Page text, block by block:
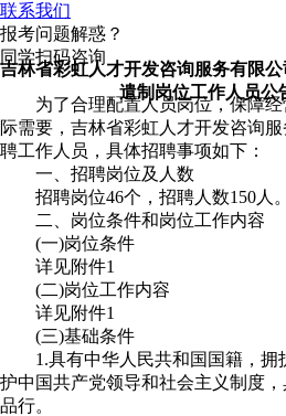
联系我们
报考问题解惑？
同学扫码咨询
吉林省彩虹人才开发咨询服务有限
遣制岗位工作人员公
为了合理配置人员岗位，保障经
际需要，吉林省彩虹人才开发咨询
聘工作人员，具体招聘事项如下：
一、招聘岗位及人数
招聘岗位46个，招聘人数150人。
二、岗位条件和岗位工作内容
(一)岗位条件
详见附件1
(二)岗位工作内容
详见附件1
(三)基础条件
1.具有中华人民共和国国籍，拥
护中国共产党领导和社会主义制度
品行。